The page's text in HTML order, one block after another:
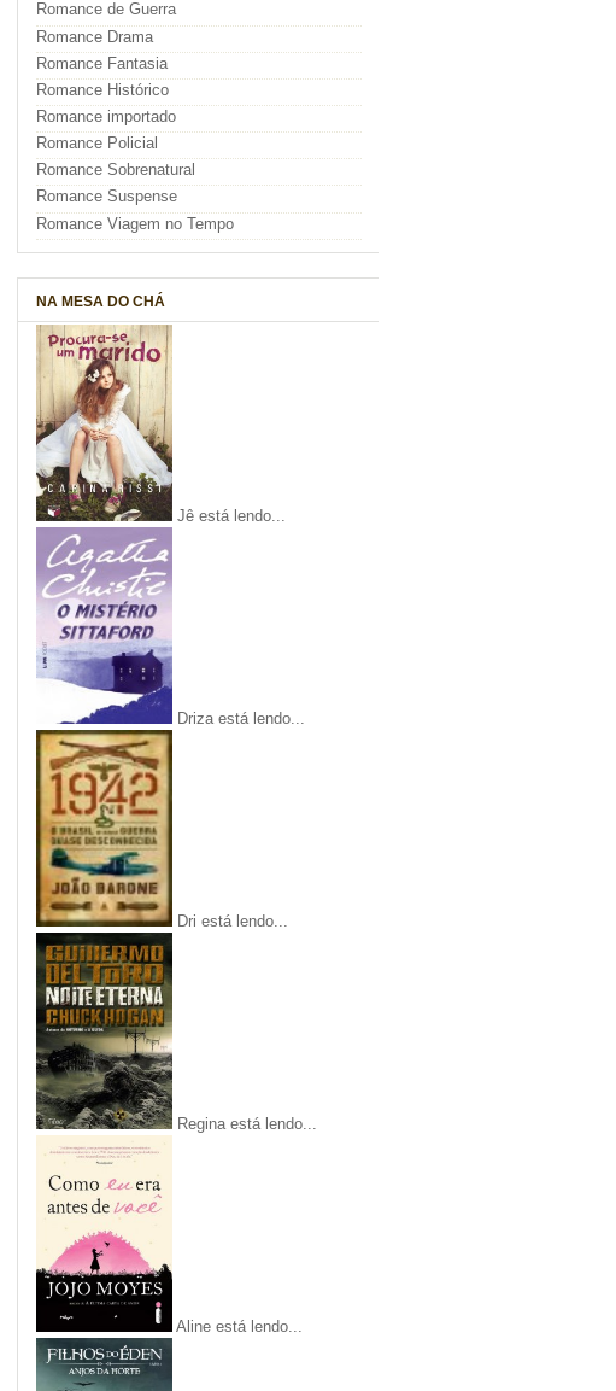
Romance de Guerra
Romance Drama
Romance Fantasia
Romance Histórico
Romance importado
Romance Policial
Romance Sobrenatural
Romance Suspense
Romance Viagem no Tempo
NA MESA DO CHÁ
Jê está lendo...
Driza está lendo...
Dri está lendo...
Regina está lendo...
Aline está lendo...